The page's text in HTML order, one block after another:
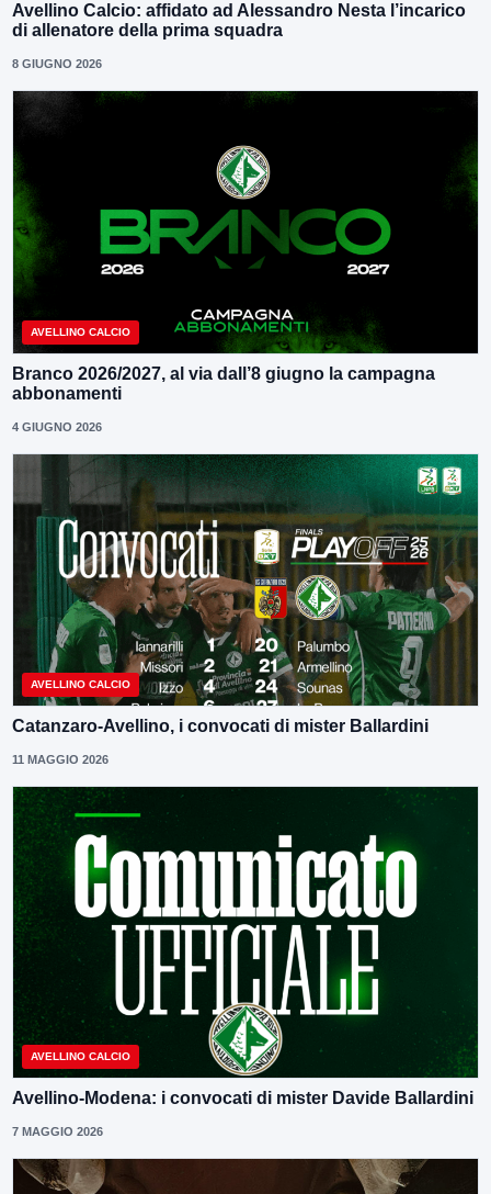
Avellino Calcio: affidato ad Alessandro Nesta l’incarico
di allenatore della prima squadra
8 GIUGNO 2026
AVELLINO CALCIO
Branco 2026/2027, al via dall’8 giugno la campagna
abbonamenti
4 GIUGNO 2026
AVELLINO CALCIO
Catanzaro-Avellino, i convocati di mister Ballardini
11 MAGGIO 2026
AVELLINO CALCIO
Avellino-Modena: i convocati di mister Davide Ballardini
7 MAGGIO 2026